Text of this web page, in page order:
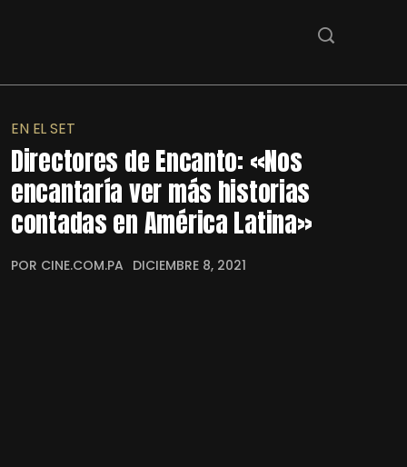
EN EL SET
Directores de Encanto: «Nos
encantaría ver más historias
contadas en América Latina»
POR CINE.COM.PA DICIEMBRE 8, 2021